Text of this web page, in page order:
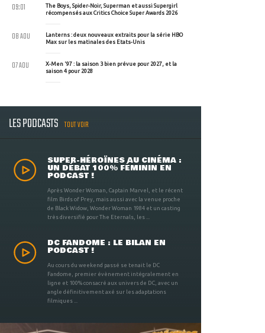
The Boys, Spider-Noir, Superman et aussi Supergirl
récompensés aux Critics Choice Super Awards 2026
09:01
Lanterns : deux nouveaux extraits pour la série HBO
Max sur les matinales des Etats-Unis
08 AOU
X-Men '97 : la saison 3 bien prévue pour 2027, et la
saison 4 pour 2028
07 AOU
LES PODCASTS TOUT VOIR
SUPER-HÉROÏNES AU CINÉMA :
UN DÉBAT 100% FÉMININ EN
PODCAST !
Après Wonder Woman, Captain Marvel, et le récent
film Birds of Prey, mais aussi avec la venue proche
de Black Widow, Wonder Woman 1984 et un casting
très diversifié pour The Eternals, les ...
DC FANDOME : LE BILAN EN
PODCAST !
Au cours du weekend passé se tenait le DC
Fandome, premier évènement intégralement en
ligne et 100% consacré aux univers de DC, avec un
angle définitivement axé sur les adaptations
filmiques ...